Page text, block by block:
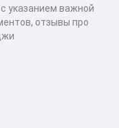
указанием важной
отзывы про